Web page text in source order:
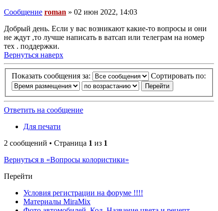
Сообщение roman » 02 июн 2022, 14:03
Добрый день. Если у вас возникают какие-то вопросы и они
не ждут ,то лучше написать в ватсап или телеграм на номер
тех . поддержки.
Вернуться наверх
Показать сообщения за: Сортировать по:
Ответить на сообщение
Для печати
2 сообщений • Страница 1 из 1
Вернуться в «Вопросы колористики»
Перейти
Условия регистрации на форуме !!!!
Материалы MiraMix